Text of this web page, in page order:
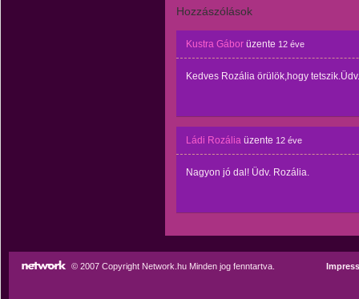
Hozzászólások
Kustra Gábor üzente 12 éve
Kedves Rozália örülök,hogy
Ládi Rozália üzente 12 éve
Nagyon jó dal! Üdv. Rozália.
© 2007 Copyright Network.hu Minden jog fenntartva.